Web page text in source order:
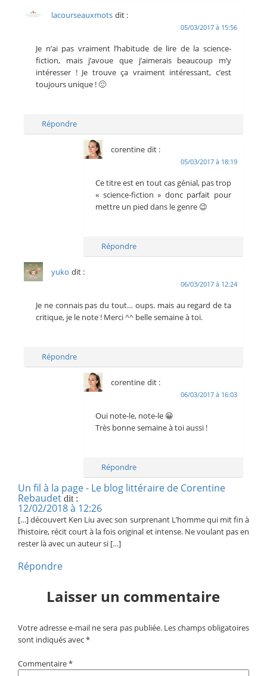
lacourseauxmots dit :
05/03/2017 à 15:56
Je n’ai pas vraiment l’habitude de lire de la science-
fiction, mais j’avoue que j’aimerais beaucoup m’y
intéresser ! Je trouve ça vraiment intéressant, c’est
toujours unique ! 🙂
Répondre
corentine dit :
05/03/2017 à 18:19
Ce titre est en tout cas génial, pas trop
« science-fiction » donc parfait pour
mettre un pied dans le genre 😉
Répondre
yuko dit :
06/03/2017 à 12:24
Je ne connais pas du tout… oups. mais au regard de ta
critique, je le note ! Merci ^^ belle semaine à toi.
Répondre
corentine dit :
06/03/2017 à 16:03
Oui note-le, note-le 😀
Très bonne semaine à toi aussi !
Répondre
Un fil à la page - Le blog littéraire de Corentine
Rebaudet dit :
12/02/2018 à 12:26
[…] découvert Ken Liu avec son surprenant L’homme qui mit fin à
l’histoire, récit court à la fois original et intense. Ne voulant pas en
rester là avec un auteur si […]
Répondre
Laisser un commentaire
Votre adresse e-mail ne sera pas publiée. Les champs obligatoires
sont indiqués avec*
Commentaire*